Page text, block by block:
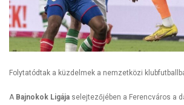
Folytatódtak a küzdelmek a nemzetközi
A Bajnokok Ligája selejtezőjében a Ferencváros a